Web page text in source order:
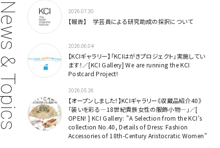
2026.07.30
【報告】 学芸員による研究助成の採択について
2026.06.04
【KCIギャラリー】「KCIはがきプロジェクト」実施してい
ます！／[KCI Gallery] We are running the KCI
Postcard Project!
2026.05.26
【オープンしました！】KCIギャラリー《収蔵品紹介40》
「装いを彩る—18世紀貴族女性の服飾小物—」／[
OPEN! ] KCI Gallery: "A Selection from the KCI's
collection No.40, Details of Dress: Fashion
Accessories of 18th-Century Aristocratic Women"